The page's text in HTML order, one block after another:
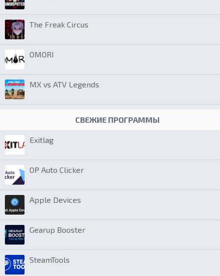
The Freak Circus
OMORI
MX vs ATV Legends
СВЕЖИЕ ПРОГРАММЫ
Exitlag
OP Auto Clicker
Apple Devices
Gearup Booster
SteamTools